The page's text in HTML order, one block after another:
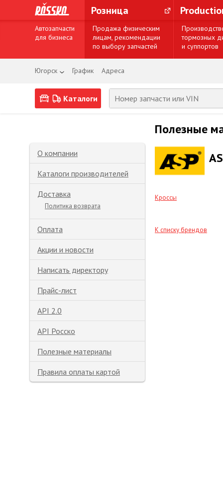
Розница
Автозапчасти
для бизнеса
Продажа физическим
лицам, рекомендации
по выбору запчастей
тормозных
и суппортов
Югорск График Адреса
Каталоги
О компании
Каталоги производителей
Доставка
Политика возврата
Оплата
Акции и новости
Написать директору
Прайс-лист
API 2.0
API Росско
Полезные материалы
Правила оплаты картой
Полезные
Кроссы
К списку брендов